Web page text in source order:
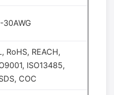
30AWG
RoHS, REACH,
ISO13485,
COC